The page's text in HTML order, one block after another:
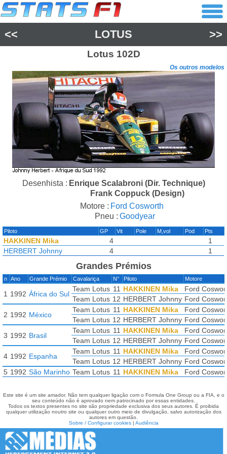
<< LOTUS >>
Lotus 102D
Os outros modelos
Desenhista : Enrique Scalabroni (Dir. Technique)
Frank Coppuck (Design)
Motore : Ford Cosworth
Pneu : Goodyear
Piloto GP Vit Pole M,vol Pod Pts
HAKKINEN Mika 4
1
HERBERT Johnny
4 1
Grandes Prémios
n Ano Grande Prémio Cavalariça N° Piloto Motore
1 1992 África do Sul
Team Lotus 11 HAKKINEN Mika
Ford
Team Lotus 12 HERBERT Johnny Ford
2 1992 México
Team Lotus 11 HAKKINEN Mika
Ford
Team Lotus 12 HERBERT Johnny Ford
3 1992 Brasil
Team Lotus 11 HAKKINEN Mika
Ford
Team Lotus 12 HERBERT Johnny Ford
4 1992 Espanha
Team Lotus 11 HAKKINEN Mika
Ford
Team Lotus 12 HERBERT Johnny Ford
5 1992 São Marinho Team Lotus 11 HAKKINEN Mika Ford
Este site é um site amador. Não tem qualquer ligação com o Formula One Group ou a FIA, e o
seu conteúdo não é aprovado nem patrocinado por essas entidades.
Todos os textos presentes no site são propriedade exclusiva dos seus autores. É proibida
qualquer utilização noutro site ou qualquer outro meio de divulgação, salvo autorização dos
autores em questão.
Sobre / Configurar cookies| Audiência